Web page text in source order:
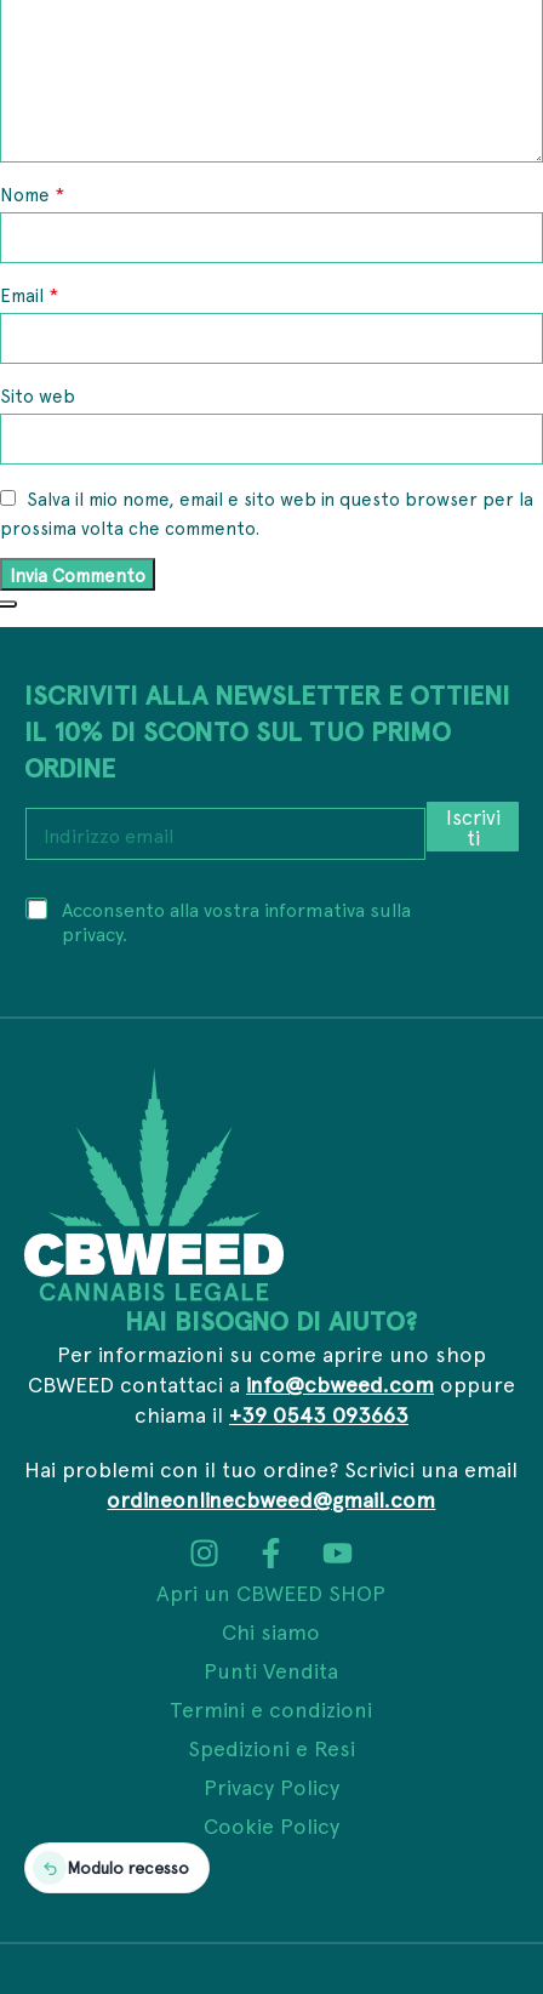
Nome *
Email *
Sito web
Salva il mio nome, email e sito web in questo browser per la
prossima volta che commento.
ISCRIVITI ALLA NEWSLETTER E OTTIENI
IL 10% DI SCONTO SUL TUO PRIMO
ORDINE
I
d
r
e
P
c
z
o
P
c
Acconsento alla vostra informativa sulla
privacy.
Iscrivi
ti
Apri un CBWEED SHOP
Chi siamo
Punti Vendita
Termini e condizioni
Spedizioni e Resi
Privacy Policy
Cookie Policy
Modulo recesso
HAI BISOGNO DI AIUTO?
Per informazioni su come aprire uno shop
CBWEED contattaci a info@cbweed.comoppure
chiama il +39 0543 093663
Hai problemi con il tuo ordine? Scrivici una email
ordineonlinecbweed@gmail.com